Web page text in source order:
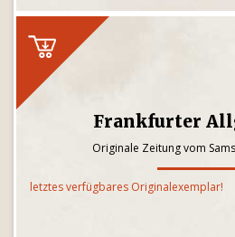
Frankfurter
Originale Zeitung vom
letztes verfügbares Originalexemplar!